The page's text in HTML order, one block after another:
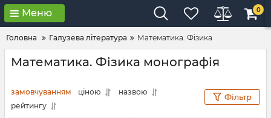
Меню 0
Головна Галузева література Математика. Фізика
Математика. Фізика монографія
замовчуванням ціною
назвою
рейтингу
Фільтр